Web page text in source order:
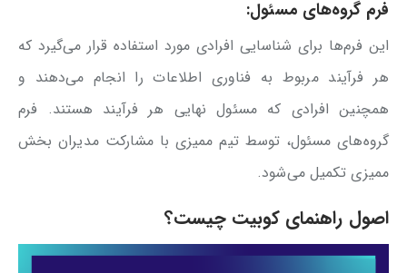
فرم گروه‌های مسئول:
این فرم‌ها برای شناسایی افرادی مورد استفاده قرار می‌گیرد که
هر فرآیند مربوط به فناوری اطلاعات را انجام می‌دهند و
همچنین افرادی که مسئول نهایی هر فرآیند هستند. فرم
گروه‌های مسئول، توسط تیم ممیزی با مشارکت مدیران بخش
ممیزی تکمیل می‌شود.
اصول راهنمای کوبیت چیست؟